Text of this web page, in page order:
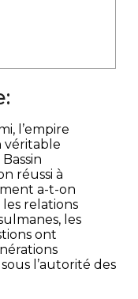
l’empire
véritable
réussi à
a-t-on
relations
les
ont
l’autorité des